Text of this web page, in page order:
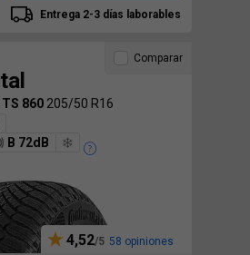
Entrega 2-3 días laborables
860 205/50 R16
B 72dB
4,52 58 opiniones
Comparar